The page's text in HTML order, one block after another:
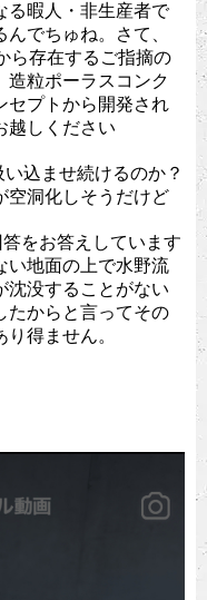
る暇人・非生産者で
でちゅね。さて、
ら存在するご指摘の
造粒ポーラスコンク
セプトから開発され
越しください
込ませ続けるのか？
空洞化しそうだけど
をお答えしています
い地面の上で水野流
沈没することがない
たからと言ってその
得ません。